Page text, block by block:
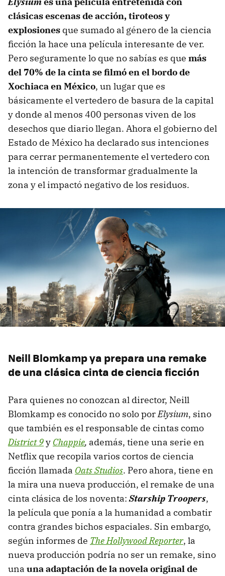
clásicas escenas de acción, tiroteos y
explosiones que sumado al género de la ciencia
ficción la hace una película interesante de ver.
Pero seguramente lo que no sabías es que más
del 70% de la cinta se filmó en el bordo de
Xochiaca en México, un lugar que es
básicamente el vertedero de basura de la capital
y donde al menos 400 personas viven de los
desechos que diario llegan. Ahora el gobierno del
Estado de México ha declarado sus intenciones
para cerrar permanentemente el vertedero con
la intención de transformar gradualmente la
zona y el impactó negativo de los residuos.
Neill Blomkamp ya prepara una remake
de una clásica cinta de ciencia ficción
Para quienes no conozcan al director, Neill
Blomkamp es conocido no solo porElysium, sino
que también es el responsable de cintas como
District 9y Chappie, además, tiene una serie en
Netflix que recopila varios cortos de ciencia
ficción llamada Oats Studios. Pero ahora, tiene en
la mira una nueva producción, el remake de una
cinta clásica de los noventa:Starship Troopers,
la película que ponía a la humanidad a combatir
contra grandes bichos espaciales. Sin embargo,
según informes de The Hollywood Reporter, la
nueva producción podría no ser un remake, sino
una una adaptación de la novela original de